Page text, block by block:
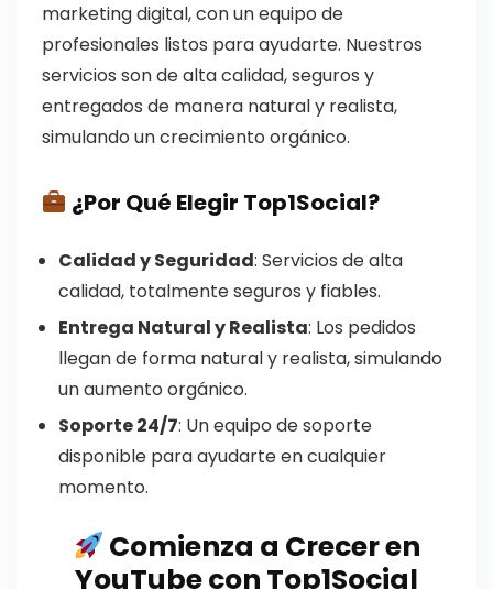
marketing digital, con un equipo de
profesionales listos para ayudarte. Nuestros
servicios son de alta calidad, seguros y
entregados de manera natural y realista,
simulando un crecimiento orgánico.
¿Por Qué Elegir Top1Social?
Calidad y Seguridad: Servicios de alta
calidad, totalmente seguros y fiables.
Entrega Natural y Realista: Los pedidos
llegan de forma natural y realista, simulando
un aumento orgánico.
Soporte 24/7: Un equipo de soporte
disponible para ayudarte en cualquier
momento.
Comienza a Crecer en
YouTube con Top1Social